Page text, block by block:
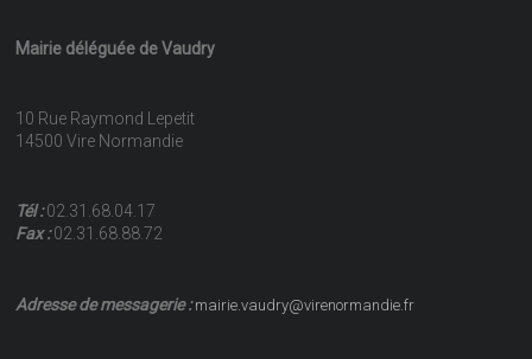
Mairie déléguée de Vaudry
10 Rue Raymond Lepetit
14500 Vire Normandie
Tél :02.31.68.04.17
Fax :02.31.68.88.72
Adresse de messagerie :mairie.vaudry@virenormandie.fr